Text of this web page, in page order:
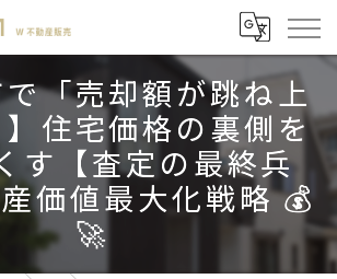
で「売却額が跳ね上
住宅価格の裏側を
す【査定の最終兵
価値最大化戦略 💰
🚀